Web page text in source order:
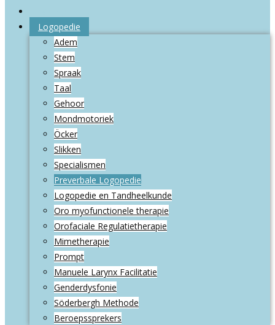
Logopedie
Adem
Stem
Spraak
Taal
Gehoor
Mondmotoriek
Öcker
Slikken
Specialismen
Preverbale Logopedie
Logopedie en Tandheelkunde
Oro myofunctionele therapie
Orofaciale Regulatietherapie
Mimetherapie
Prompt
Manuele Larynx Facilitatie
Genderdysfonie
Söderbergh Methode
Beroepssprekers